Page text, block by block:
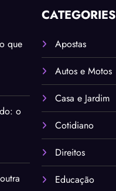
que
o
CATEGORIES
Apostas
Autos e Motos
Casa e Jardim
Cotidiano
Direitos
Educação